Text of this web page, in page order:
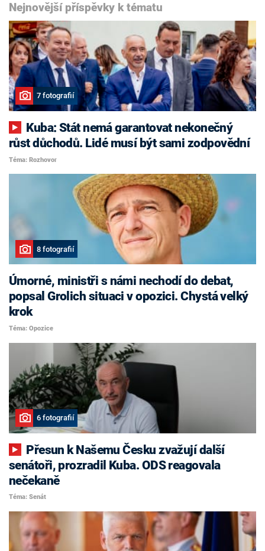
Nejnovější příspěvky k tématu
7 fotografií
růst důchodů. Lidé musí být sami zodpovědní
Téma: Rozhovor
8 fotografií
Úmorné, ministři s námi nechodí do debat,
popsal Grolich situaci v opozici. Chystá velký
krok
Téma: Opozice
6 fotografií
senátoři, prozradil Kuba. ODS reagovala
nečekaně
Téma: Senát